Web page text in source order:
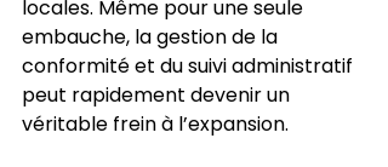
locales. Même pour une seule
embauche, la gestion de la
conformité et du suivi administratif
peut rapidement devenir un
véritable frein à l’expansion.